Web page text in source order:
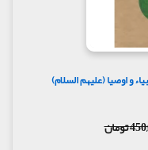
به دست
هنوز باقی است.
تا حد زیادی در
عبدالملک خلیفه اموی در فاصله سال‌های ۱۰۵ تا ۱۲۵
و اوصیا (علیهم السلام)
تومان